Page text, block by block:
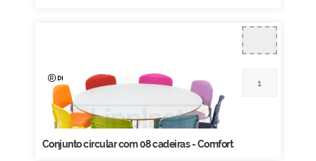
Conjunto circular com 08 cadeiras - Comfort